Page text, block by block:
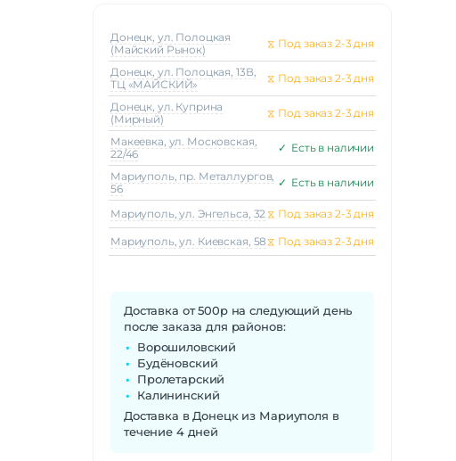
Донецк, ул. Полоцкая
(Майский Рынок)
⧖ Под заказ 2-3 дня
Донецк, ул. Полоцкая, 13В,
ТЦ «МАЙСКИЙ»
⧖ Под заказ 2-3 дня
Донецк, ул. Куприна
(Мирный)
⧖ Под заказ 2-3 дня
Макеeвка, ул. Московская,
22/46
✓ Есть в наличии
Мариуполь, пр. Металлургов,
56
✓ Есть в наличии
Мариуполь, ул. Энгельса, 32 ⧖ Под заказ 2-3 дня
Мариуполь, ул. Киевская, 58 ⧖ Под заказ 2-3 дня
Доставка от 500р на следующий день
после заказа для районов:
Ворошиловский
Будёновский
Пролетарский
Калининский
Доставка в Донецк из Мариуполя в
течение 4 дней